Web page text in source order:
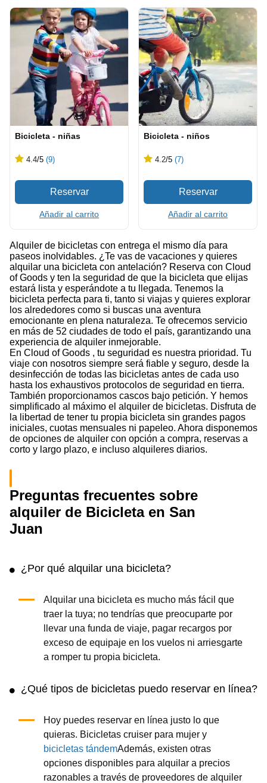
Bicicleta - niñas
4.4/5 (9)
Añadir al carrito
Bicicleta - niños
4.2/5 (7)
Añadir al carrito
Alquiler de bicicletas con entrega el mismo día para
paseos inolvidables. ¿Te vas de vacaciones y quieres
alquilar una bicicleta con antelación? Reserva con Cloud
of Goods y ten la seguridad de que la bicicleta que elijas
estará lista y esperándote a tu llegada. Tenemos la
bicicleta perfecta para ti, tanto si viajas y quieres explorar
los alrededores como si buscas una aventura
emocionante en plena naturaleza. Te ofrecemos servicio
en más de 52 ciudades de todo el país, garantizando una
experiencia de alquiler inmejorable.
En Cloud of Goods , tu seguridad es nuestra prioridad. Tu
viaje con nosotros siempre será fiable y seguro, desde la
desinfección de todas las bicicletas antes de cada uso
hasta los exhaustivos protocolos de seguridad en tierra.
También proporcionamos cascos bajo petición. Y hemos
simplificado al máximo el alquiler de bicicletas. Disfruta de
la libertad de tener tu propia bicicleta sin grandes pagos
iniciales, cuotas mensuales ni papeleo. Ahora disponemos
de opciones de alquiler con opción a compra, reservas a
corto y largo plazo, e incluso alquileres diarios.
Preguntas frecuentes sobre
alquiler de Bicicleta en San
Juan
¿Por qué alquilar una bicicleta?
Alquilar una bicicleta es mucho más fácil que
traer la tuya; no tendrías que preocuparte por
llevar una funda de viaje, pagar recargos por
exceso de equipaje en los vuelos ni arriesgarte
a romper tu propia bicicleta.
¿Qué tipos de bicicletas puedo reservar en línea?
Hoy puedes reservar en línea justo lo que
quieras. Bicicletas cruiser para mujer y
bicicletas tándemAdemás, existen otras
opciones disponibles para alquilar a precios
razonables a través de proveedores de alquiler